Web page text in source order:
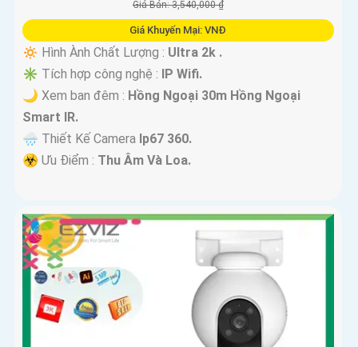
Giá Bán: 3,540,000 ₫
Giá Khuyến Mại: VNĐ
🔅 Hình Ành Chất Lượng : Ultra 2k .
✳️ Tích hợp công nghệ :
IP Wifi.
🌙 Xem ban đêm : Hồng Ngoại 30m Hồng Ngoại
Smart IR.
🌧️ Thiết Kế Camera Ip67 360.
️☣️ Ưu Điểm : Thu Âm Và Loa.